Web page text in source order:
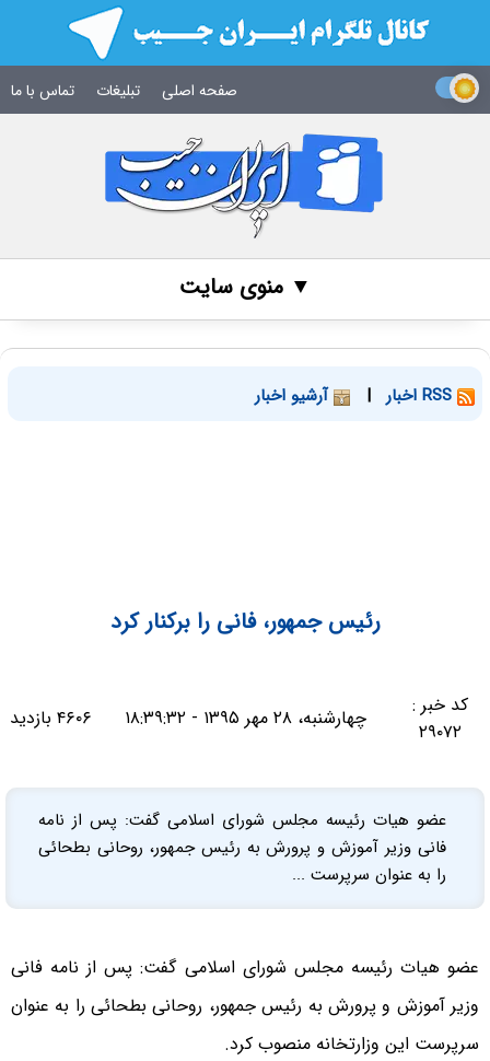
صفحه اصلی تبلیغات تماس با ما
▼ منوی سایت
| آرشیو اخبار
رئیس جمهور، فانی را برکنار کرد
کد خبر :
۲۹۰۷۲
چهارشنبه، ۲۸ مهر ۱۳۹۵ - ۱۸:۳۹:۳۲ ۴۶۰۶ بازدید
عضو هیات رئیسه مجلس شورای اسلامی گفت: پس از نامه
فانی وزیر آموزش و پرورش به رئیس جمهور، روحانی بطحائی
را به عنوان سرپرست ...
عضو هیات رئیسه مجلس شورای اسلامی گفت: پس از نامه فانی
وزیر آموزش و پرورش به رئیس جمهور، روحانی بطحائی را به عنوان
سرپرست این وزارتخانه منصوب کرد.